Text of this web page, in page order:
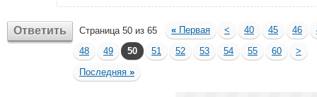
Ответить Страница 50 из 65 « Первая < 40 45 46
48
49 50 51 52 53 54 55 60
>
Последняя »